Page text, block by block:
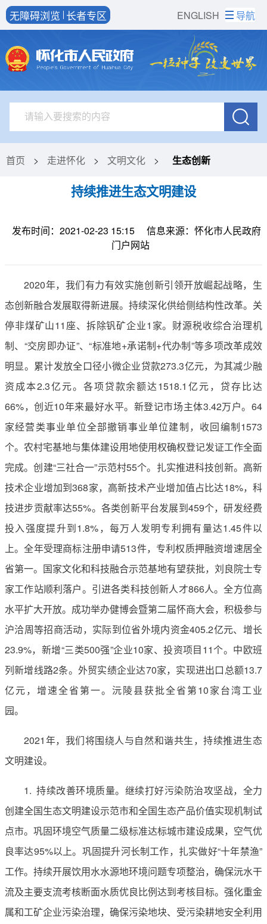
ENGLISH
无障碍浏览 长者专区 导航
首页 > 走进怀化 > 文明文化 > 生态创新
持续推进生态文明建设
发布时间：2021-02-23 15:15
信息来源：怀化市人民政府
门户网站
2020年，我们有力有效实施创新引领开放崛起战略，生
态创新融合发展取得新进展。持续深化供给侧结构性改革。关
停非煤矿山11座、拆除钒矿企业1家。财源税收综合治理机
制、“交房即办证”、“标准地+承诺制+代办制”等多项改革成效
明显。累计发放全口径小微企业贷款273.3亿元，为其减少融
资成本2.3亿元。各项贷款余额达1518.1亿元，贷存比达
66%，创近10年来最好水平。新登记市场主体3.42万户。64
家经营类事业单位全部撤销事业单位建制，收回编制1573
个。农村宅基地与集体建设用地使用权确权登记发证工作全面
完成。创建“三社合一”示范村55个。扎实推进科技创新。高新
技术企业增加到368家，高新技术产业增加值占比达18%，科
技进步贡献率达55%。各类创新平台发展到459个，研发经费
投入强度提升到1.8%，每万人发明专利拥有量达1.45件以
上。全年受理商标注册申请513件，专利权质押融资增速居全
省第一。国家文化和科技融合示范基地有望获批，刘良院士专
家工作站顺利落户。引进各类科技创新人才866人。全方位高
水平扩大开放。成功举办健博会暨第二届怀商大会，积极参与
沪洽周等招商活动，实际到位省外境内资金405.2亿元、增长
23.9%，新增“三类500强”企业10家、投资项目11个。中欧班
列新增线路2条。外贸实绩企业达70家，实现进出口总额13.7
亿元，增速全省第一。沅陵县获批全省第10家台湾工业
园。
2021年，我们将围绕人与自然和谐共生，持续推进生态
文明建设。
1. 持续改善环境质量。继续打好污染防治攻坚战，全力
创建全国生态文明建设示范市和全国生态产品价值实现机制试
点市。巩固环境空气质量二级标准达标城市建设成果，空气优
良率达95%以上。巩固提升河长制工作，扎实做好“十年禁渔”
工作。持续开展饮用水水源地环境问题专项整治，确保沅水干
流及主要支流考核断面水质优良比例达到考核目标。强化重金
属和工矿企业污染治理，确保污染地块、受污染耕地安全利用